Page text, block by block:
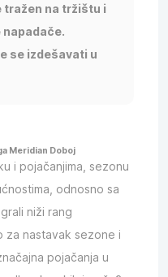
tražen na tržištu i
napadače.
se izdešavati u
Meridian Doboj
i pojačanjima, sezonu
odnosno sa
niži rang
za nastavak sezone i
pojačanja u